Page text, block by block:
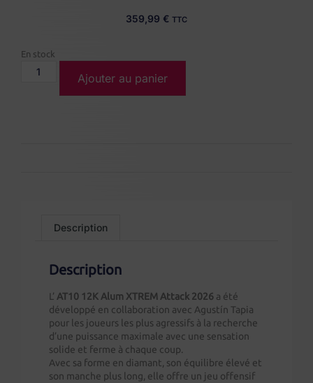
359,99 € TTC
En stock
Ajouter au panier
Description
Description
L’ AT10 12K Alum XTREM Attack 2026 a été
développé en collaboration avec Agustín Tapia
pour les joueurs les plus agressifs à la recherche
d’une puissance maximale avec une sensation
solide et ferme à chaque coup.
Avec sa forme en diamant, son équilibre élevé et
son manche plus long, elle offre un jeu offensif